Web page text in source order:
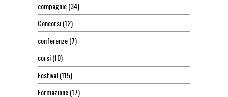
compagnie(34)
Concorsi(12)
conferenze(7)
corsi(10)
Festival(115)
Formazione(17)